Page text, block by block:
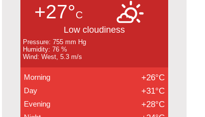
+27°C
Low cloudiness
Pressure: 755 mm Hg
Humidity: 76 %
Wind: West, 5.3 m/s
Morning +26°C
Day +31°C
Evening +28°C